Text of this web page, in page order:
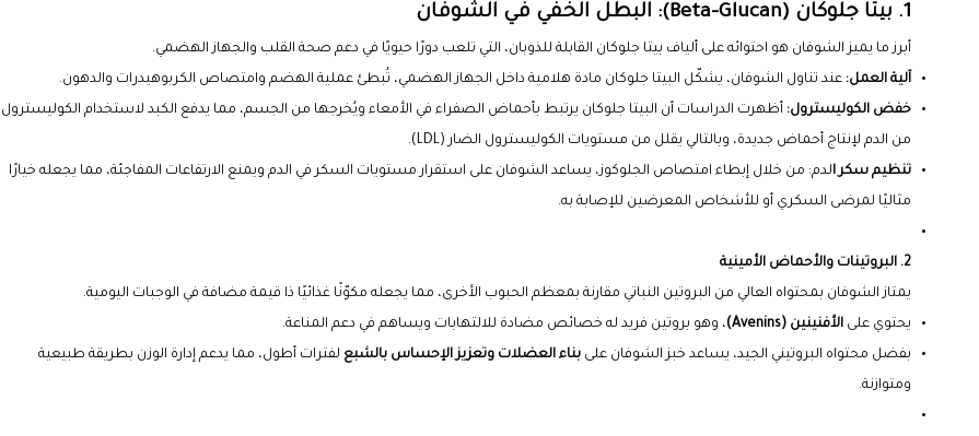
1. بيتا جلوكان (Beta-Glucan): البطل الخفي في الشوفان
أبرز ما يميز الشوفان هو احتوائه على ألياف بيتا جلوكان القابلة للذوبان، التي تلعب دورًا حيويًا في دعم صحة القلب والجهاز الهضمي.
آلية العمل: عند تناول الشوفان، يشكّل البيتا جلوكان مادة هلامية داخل الجهاز الهضمي، تُبطئ عملية الهضم وامتصاص الكربوهيدرات والدهون.
خفض الكوليسترول: أظهرت الدراسات أن البيتا جلوكان يرتبط بأحماض الصفراء في الأمعاء ويُخرجها من الجسم، مما يدفع الكبد لاستخدام الكوليسترول
من الدم لإنتاج أحماض جديدة، وبالتالي يقلل من مستويات الكوليسترول الضار (LDL).
تنظيم سكر الدم: من خلال إبطاء امتصاص الجلوكوز، يساعد الشوفان على استقرار مستويات السكر في الدم ويمنع الارتفاعات المفاجئة، مما يجعله خيارًا
مثاليًا لمرضى السكري أو للأشخاص المعرضين للإصابة به.
2. البروتينات والأحماض الأمينية
يمتاز الشوفان بمحتواه العالي من البروتين النباتي مقارنة بمعظم الحبوب الأخرى، مما يجعله مكوّنًا غذائيًا ذا قيمة مضافة في الوجبات اليومية.
يحتوي على الأفنينين (Avenins)
، وهو بروتين فريد له خصائص مضادة للالتهابات ويساهم في دعم المناعة.
بفضل محتواه البروتيني الجيد، يساعد خبز الشوفان على بناء العضلات وتعزيز الإحساس بالشبع لفترات أطول، مما يدعم إدارة الوزن بطريقة طبيعية
ومتوازنة.